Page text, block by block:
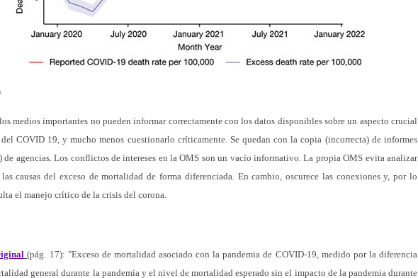
medios importantes no pueden informar correctamente con los datos disponibles sobre un aspecto crucial
COVID 19, y mucho menos cuestionarlo críticamente. Se quedan con la copia (incorrecta) de informes
de agencias. Los conflictos de intereses en la OMS son un vacío informativo. La propia OMS evita analizar
causas del exceso de mortalidad de forma diferenciada. En cambio, oscurece las conexiones y, por lo
el manejo crítico de la crisis del corona.
(pág. 17): "Exceso de mortalidad asociado con la pandemia de COVID-19, medido por la diferencia
general durante la pandemia y el nivel de mortalidad esperado sin el impacto de la pandemia durante